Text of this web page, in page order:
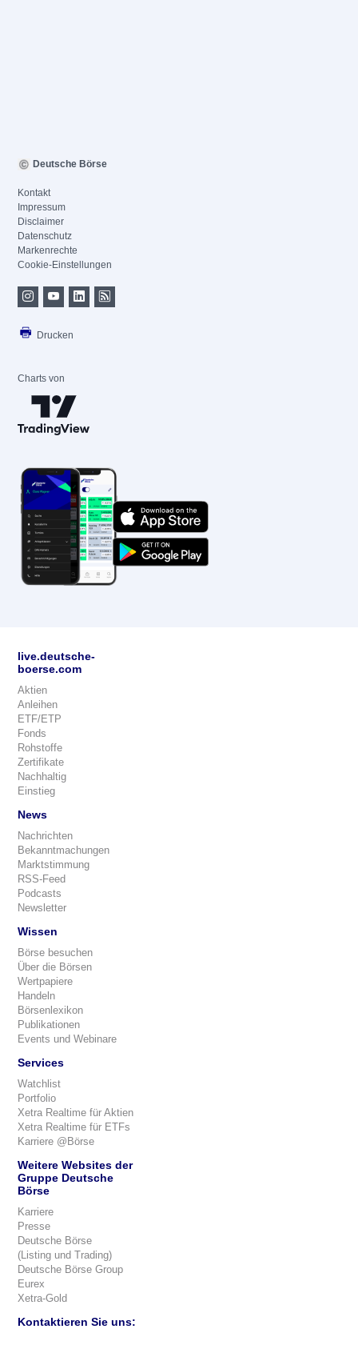
Deutsche Börse
Kontakt
Impressum
Disclaimer
Datenschutz
Markenrechte
Cookie-Einstellungen
Drucken
Charts von
live.deutsche-
boerse.com
Aktien
Anleihen
ETF/ETP
Fonds
Rohstoffe
Zertifikate
Nachhaltig
Einstieg
News
Nachrichten
Bekanntmachungen
Marktstimmung
RSS-Feed
Podcasts
Newsletter
Wissen
Börse besuchen
Über die Börsen
Wertpapiere
Handeln
Börsenlexikon
Publikationen
Events und Webinare
Services
Watchlist
Portfolio
Xetra Realtime für Aktien
Xetra Realtime für ETFs
Karriere @Börse
Weitere Websites der
Gruppe Deutsche
Börse
Karriere
Presse
Deutsche Börse
(Listing und Trading)
Deutsche Börse Group
Eurex
Xetra-Gold
Kontaktieren Sie uns: